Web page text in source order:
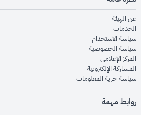
عن الهيئةopens in new window
الخدماتopens in new window
سياسة الاستخدام
سياسة الخصوصيةopens in new window
المركز الإعلاميopens in new window
المشاركة الإلكترونيةopens in new window
سياسة حرية المعلوماتopens in new window
روابط مهمة